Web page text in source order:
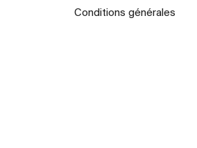
Conditions générales